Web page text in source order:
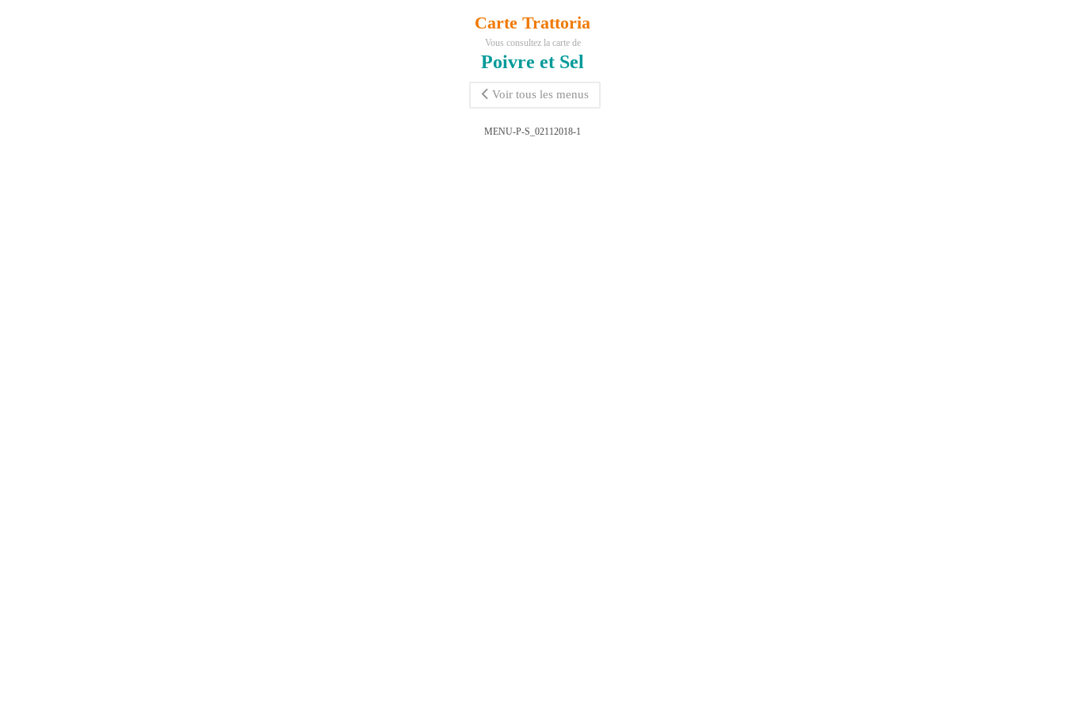
Carte Trattoria
Vous consultez la carte de
Poivre et Sel
Voir tous les menus
MENU-P-S_02112018-1